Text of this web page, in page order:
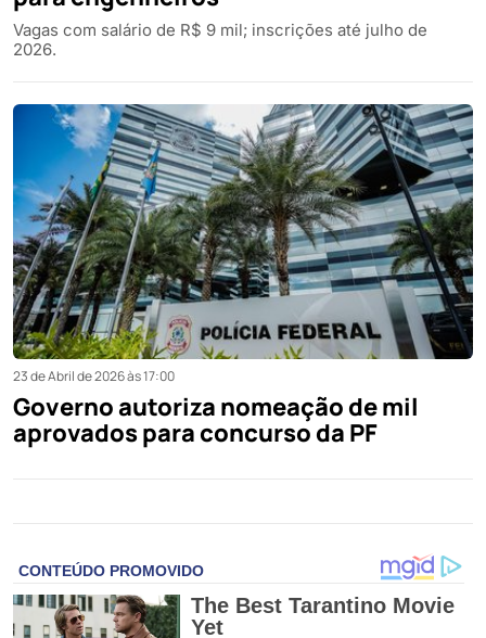
Vagas com salário de R$ 9 mil; inscrições até julho de
2026.
23 de Abril de 2026 às 17:00
Governo autoriza nomeação de mil
aprovados para concurso da PF